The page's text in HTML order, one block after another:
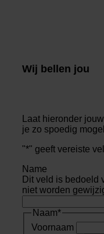
Wij bellen jou
Laat hieronder
je zo spoedig
"*" geeft vereiste
Name
Dit veld is bedoeld
niet worden
Naam*
Voornaam